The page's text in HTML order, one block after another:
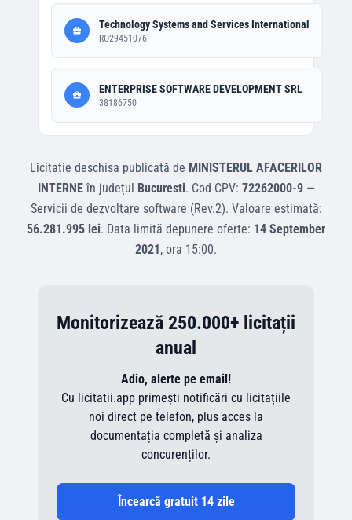
Technology Systems and Services International
RO29451076
ENTERPRISE SOFTWARE DEVELOPMENT SRL
38186750
Licitatie deschisa publicată de MINISTERUL AFACERILOR
INTERNEîn județul Bucuresti. Cod CPV: 72262000-9—
Servicii de dezvoltare software (Rev.2). Valoare estimată:
56.281.995 lei. Data limită depunere oferte: 14 September
2021, ora 15:00.
Monitorizează 250.000+ licitații
anual
Adio, alerte pe email!
Cu licitatii.app primești notificări cu licitațiile
noi direct pe telefon, plus acces la
documentația completă și analiza
concurenților.
Încearcă gratuit 14 zile